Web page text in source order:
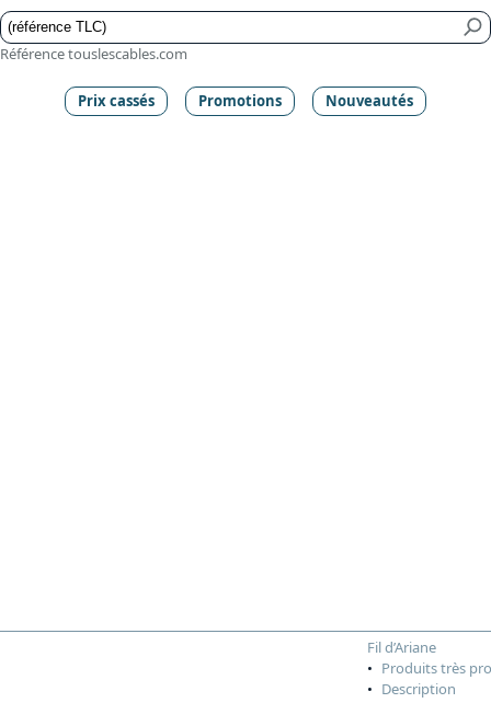
Référence touslescables.com
Prix cassés Promotions Nouveautés
Fil d’Ariane
Produits très
Description